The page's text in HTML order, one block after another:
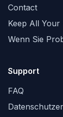
Contact
Keep All
Wenn Sie
Support
FAQ